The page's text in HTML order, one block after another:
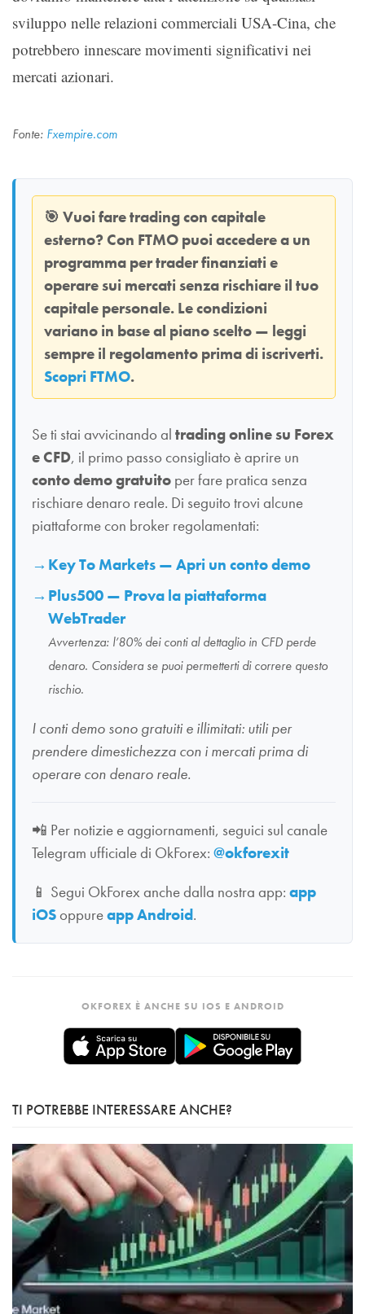
sviluppo nelle relazioni commerciali USA-Cina, che
potrebbero innescare movimenti significativi nei
mercati azionari.
Fonte: Fxempire.com
🎯 Vuoi fare trading con capitale
esterno? Con FTMO puoi accedere a un
programma per trader finanziati e
operare sui mercati senza rischiare il tuo
capitale personale. Le condizioni
variano in base al piano scelto — leggi
sempre il regolamento prima di iscriverti.
Scopri FTMO.
Se ti stai avvicinando al trading online su Forex
e CFD, il primo passo consigliato è aprire un
conto demo gratuito per fare pratica senza
rischiare denaro reale. Di seguito trovi alcune
piattaforme con broker regolamentati:
Key To Markets — Apri un conto demo
Plus500 — Prova la piattaforma
WebTrader
Avvertenza: l’80% dei conti al dettaglio in CFD perde
denaro. Considera se puoi permetterti di correre questo
rischio.
I conti demo sono gratuiti e illimitati: utili per
prendere dimestichezza con i mercati prima di
operare con denaro reale.
📲 Per notizie e aggiornamenti, seguici sul canale
Telegram ufficiale di OkForex: @okforexit
📱 Segui OkForex anche dalla nostra app: app
iOSoppureapp Android.
OKFOREX È ANCHE SU IOS E ANDROID
TI POTREBBE INTERESSARE ANCHE?